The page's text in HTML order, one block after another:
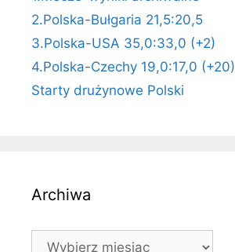
2.Polska-Bułgaria 21,5:20,5
3.Polska-USA 35,0:33,0 (+2)
4.Polska-Czechy 19,0:17,0 (+20)
Starty drużynowe Polski
Archiwa
Archiwa